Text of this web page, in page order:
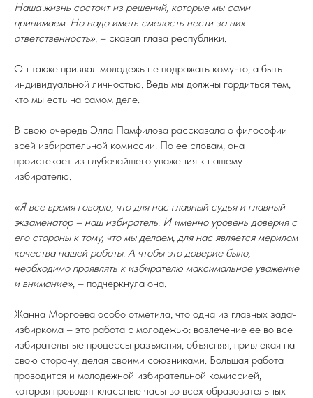
Наша жизнь состоит из решений, которые мы сами
принимаем. Но надо иметь смелость нести за них
ответственность», – сказал глава республики.
Он также призвал молодежь не подражать кому-то, а быть
индивидуальной личностью. Ведь мы должны гордиться тем,
кто мы есть на самом деле.
В свою очередь Элла Памфилова рассказала о философии
всей избирательной комиссии. По ее словам, она
проистекает из глубочайшего уважения к нашему
избирателю.
«Я все время говорю, что для нас главный судья и главный
экзаменатор – наш избиратель. И именно уровень доверия с
его стороны к тому, что мы делаем, для нас является мерилом
качества нашей работы. А чтобы это доверие было,
необходимо проявлять к избирателю максимальное уважение
и внимание», – подчеркнула она.
Жанна Моргоева особо отметила, что одна из главных задач
избиркома – это работа с молодежью: вовлечение ее во все
избирательные процессы разъясняя, объясняя, привлекая на
свою сторону, делая своими союзниками. Большая работа
проводится и молодежной избирательной комиссией,
которая проводят классные часы во всех образовательных